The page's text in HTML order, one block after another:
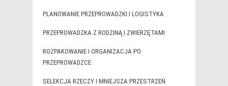
PLANOWANIE PRZEPROWADZKI I LOGISTYKA
PRZEPROWADZKA Z RODZINĄ I ZWIERZĘTAMI
ROZPAKOWANIE I ORGANIZACJA PO
PRZEPROWADZCE
SELEKCJA RZECZY I MNIEJSZA PRZESTRZEŃ